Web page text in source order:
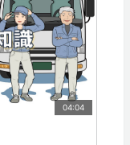
04:04